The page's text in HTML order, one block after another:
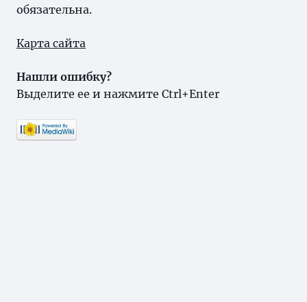
обязательна.
Карта сайта
Нашли ошибку?
Выделите ее и нажмите Ctrl+Enter